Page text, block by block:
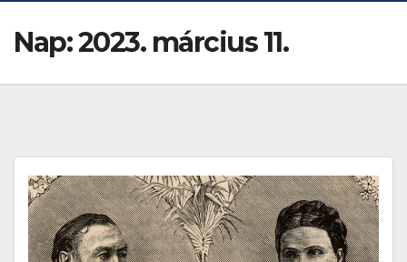
Nap:2023. március 11.